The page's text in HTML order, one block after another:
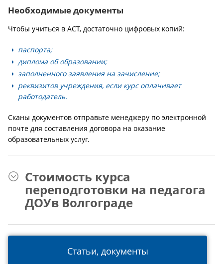
Статьи, документы
Необходимые документы
Чтобы учиться в АСТ, достаточно цифровых копий:
паспорта;
диплома об образовании;
заполненного заявления на зачисление;
реквизитов учреждения, если курс оплачивает
работодатель.
Сканы документов отправьте менеджеру по электронной
почте для составления договора на оказание
образовательных услуг.
Стоимость курса
переподготовки на педагога
ДОУв Волгограде